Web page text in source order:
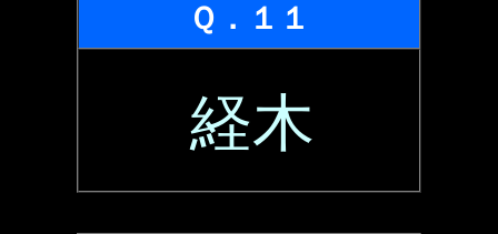
Ｑ．１１
経木